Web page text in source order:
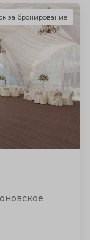
за бронирование